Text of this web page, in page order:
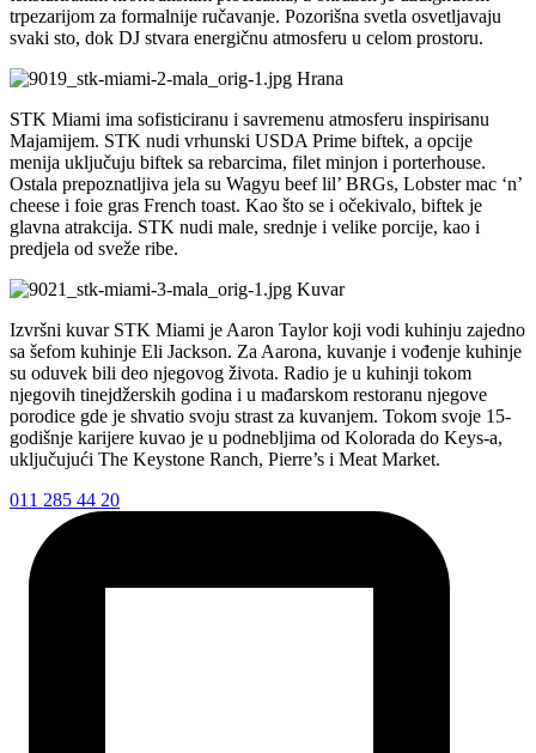
trpezarijom za formalnije ručavanje. Pozorišna svetla osvetljavaju
svaki sto, dok DJ stvara energičnu atmosferu u celom prostoru.
Hrana
STK Miami ima sofisticiranu i savremenu atmosferu inspirisanu
Majamijem. STK nudi vrhunski USDA Prime biftek, a opcije
menija uključuju biftek sa rebarcima, filet minjon i porterhouse.
Ostala prepoznatljiva jela su Wagyu beef lil’ BRGs, Lobster mac ‘n’
cheese i foie gras French toast. Kao što se i očekivalo, biftek je
glavna atrakcija. STK nudi male, srednje i velike porcije, kao i
predjela od sveže ribe.
Kuvar
Izvršni kuvar STK Miami je Aaron Taylor koji vodi kuhinju zajedno
sa šefom kuhinje Eli Jackson. Za Aarona, kuvanje i vođenje kuhinje
su oduvek bili deo njegovog života. Radio je u kuhinji tokom
njegovih tinejdžerskih godina i u mađarskom restoranu njegove
porodice gde je shvatio svoju strast za kuvanjem. Tokom svoje 15-
godišnje karijere kuvao je u podnebljima od Kolorada do Keys-a,
uključujući The Keystone Ranch, Pierre’s i Meat Market.
011 285 44 20